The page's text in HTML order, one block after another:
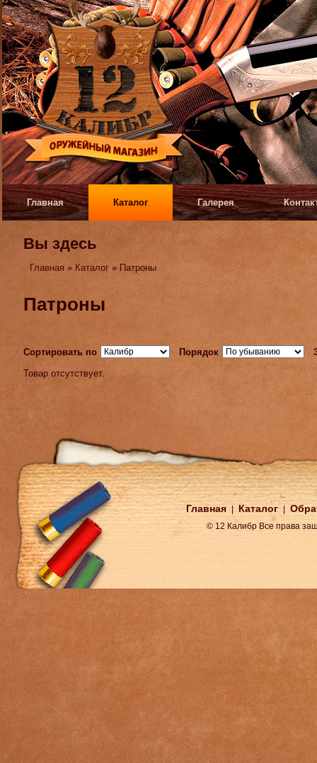
Главная Каталог Галерея
Вы здесь
Главная » Каталог » Патроны
Патроны
Сортировать по Порядок
Товар отсутствует.
Главная Каталог
© 12 Калибр Все права